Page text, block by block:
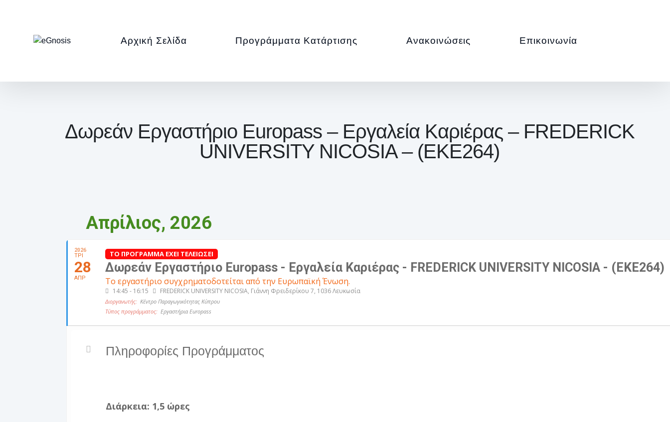
Αρχική Σελίδα Προγράμματα Κατάρτισης Ανακοινώσεις Επικοινωνία
Δωρεάν Εργαστήριο Europass – Εργαλεία Καριέρας – FREDERICK
UNIVERSITY NICOSIA – (EKE264)
Απρίλιος, 2026
2026
ΤΡΙ
28
ΑΠΡ
ΤΟ ΠΡΟΓΡΑΜΜΑ ΕΧΕΙ ΤΕΛΕΙΩΣΕΙ
Δωρεάν Εργαστήριο Europass - Εργαλεία Καριέρας - FREDERICK UNIVERSITY NICOSIA - (EKE264)
Το εργαστήριο συγχρηματοδοτείται από την Ευρωπαϊκή Ένωση.
14:45 - 16:15 FREDERICK UNIVERSITY NICOSIA, Γιάννη Φρειδερίκου 7, 1036 Λευκωσία
Διοργανωτής: Κέντρο Παραγωγικότητας Κύπρου
Τύπος προγράμματος: Εργαστήρια Europass
Πληροφορίες Προγράμματος
Διάρκεια: 1,5 ώρες